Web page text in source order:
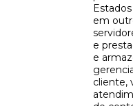
em
e
e
cliente,